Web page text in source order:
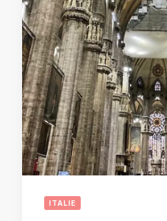
ITALIE